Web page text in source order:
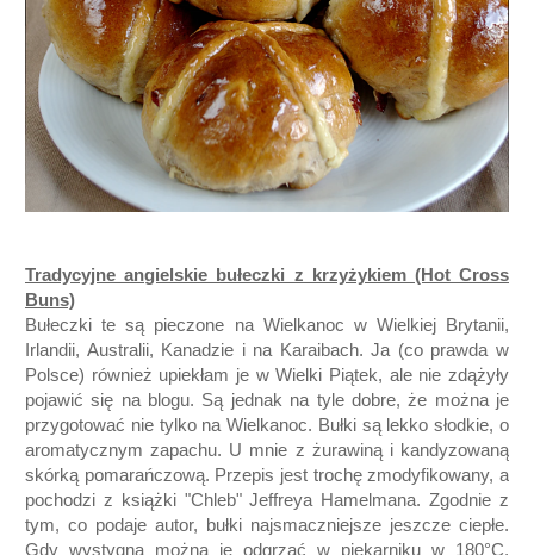
Tradycyjne angielskie bułeczki z krzyżykiem (Hot Cross
Buns)
Bułeczki te są pieczone na Wielkanoc w Wielkiej Brytanii,
Irlandii, Australii, Kanadzie i na Karaibach. Ja (co prawda w
Polsce) również upiekłam je w Wielki Piątek, ale nie zdążyły
pojawić się na blogu. Są jednak na tyle dobre, że można je
przygotować nie tylko na Wielkanoc. Bułki są lekko słodkie, o
aromatycznym zapachu. U mnie z żurawiną i kandyzowaną
skórką pomarańczową. Przepis jest trochę zmodyfikowany, a
pochodzi z książki "Chleb" Jeffreya Hamelmana. Zgodnie z
tym, co podaje autor, bułki najsmaczniejsze jeszcze ciepłe.
Gdy wystygną można je odgrzać w piekarniku w 180°C,